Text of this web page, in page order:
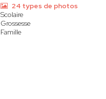
24 types de photos
Scolaire
Grossesse
Famille